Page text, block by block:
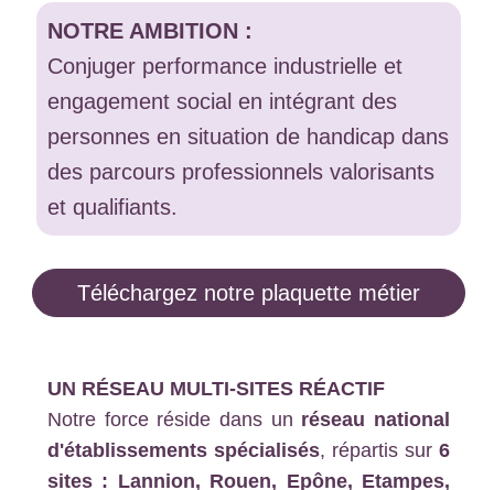
NOTRE AMBITION :
Conjuger performance industrielle et
engagement social en intégrant des
personnes en situation de handicap dans
des parcours professionnels valorisants
et qualifiants.
Téléchargez notre plaquette métier
UN RÉSEAU MULTI-SITES RÉACTIF
Notre force réside dans un réseau national
d'établissements spécialisés, répartis sur 6
sites : Lannion, Rouen, Epône, Etampes,